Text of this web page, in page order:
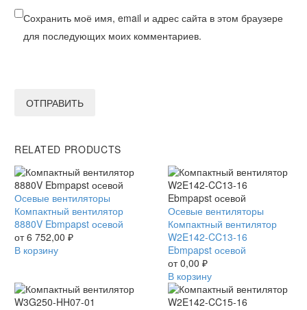
Сохранить моё имя, email и адрес сайта в этом браузере
для последующих моих комментариев.
ОТПРАВИТЬ
RELATED PRODUCTS
Компактный
вентилятор
8880V
Ebmpapst
осевой
Осевые вентиляторы
Компактный вентилятор
8880V Ebmpapst осевой
от6 752,00 ₽
В корзину
Компактный
вентилятор
W2E142-
CC13-
16
Ebmpapst
осевой
Осевые вентиляторы
Компактный вентилятор
W2E142-CC13-16
Ebmpapst осевой
от0,00 ₽
В корзину